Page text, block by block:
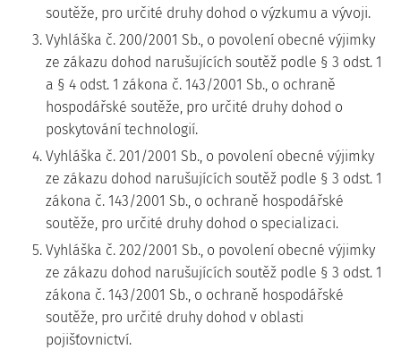
soutěže, pro určité druhy dohod o výzkumu a vývoji.
3. Vyhláška č. 200/2001 Sb., o povolení obecné výjimky
ze zákazu dohod narušujících soutěž podle § 3 odst. 1
a § 4 odst. 1 zákona č. 143/2001 Sb., o ochraně
hospodářské soutěže, pro určité druhy dohod o
poskytování technologií.
4. Vyhláška č. 201/2001 Sb., o povolení obecné výjimky
ze zákazu dohod narušujících soutěž podle § 3 odst. 1
zákona č. 143/2001 Sb., o ochraně hospodářské
soutěže, pro určité druhy dohod o specializaci.
5. Vyhláška č. 202/2001 Sb., o povolení obecné výjimky
ze zákazu dohod narušujících soutěž podle § 3 odst. 1
zákona č. 143/2001 Sb., o ochraně hospodářské
soutěže, pro určité druhy dohod v oblasti
pojišťovnictví.